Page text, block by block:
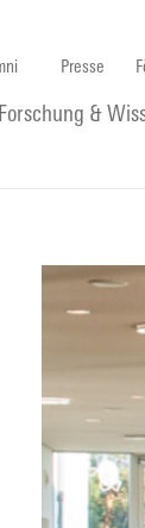
Presse
Forschung &